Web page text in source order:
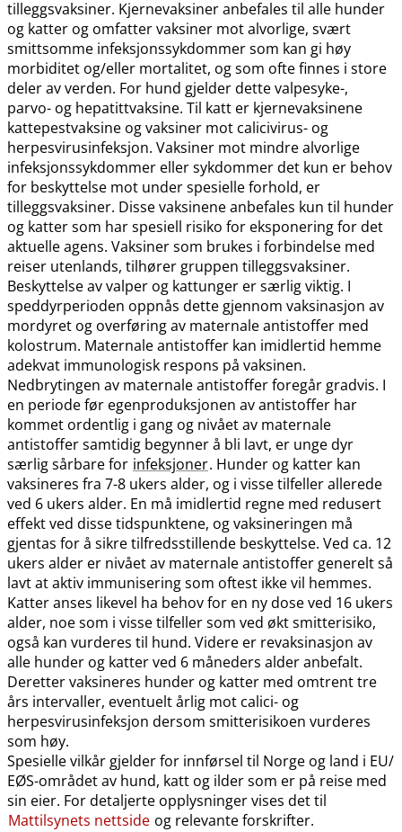
tilleggsvaksiner. Kjernevaksiner anbefales til alle hunder
og katter og omfatter vaksiner mot alvorlige, svært
smittsomme infeksjonssykdommer som kan gi høy
morbiditet og​/​eller mortalitet, og som ofte finnes i store
deler av verden. For hund gjelder dette valpesyke-,
parvo- og hepatittvaksine. Til katt er kjernevaksinene
kattepestvaksine og vaksiner mot calicivirus- og
herpesvirusinfeksjon. Vaksiner mot mindre alvorlige
infeksjonssykdommer eller sykdommer det kun er behov
for beskyttelse mot under spesielle forhold, er
tilleggsvaksiner. Disse vaksinene anbefales kun til hunder
og katter som har spesiell risiko for eksponering for det
aktuelle agens. Vaksiner som brukes i forbindelse med
reiser utenlands, tilhører gruppen tilleggsvaksiner.
Beskyttelse av valper og kattunger er særlig viktig. I
speddyrperioden oppnås dette gjennom vaksinasjon av
mordyret og overføring av maternale antistoffer med
kolostrum. Maternale antistoffer kan imidlertid hemme
adekvat immunologisk respons på vaksinen.
Nedbrytingen av maternale antistoffer foregår gradvis. I
en periode før egenproduksjonen av antistoffer har
kommet ordentlig i gang og nivået av maternale
antistoffer samtidig begynner å bli lavt, er unge dyr
særlig sårbare for infeksjoner. Hunder og katter kan
vaksineres fra 7-8 ukers alder, og i visse tilfeller allerede
ved 6 ukers alder. En må imidlertid regne med redusert
effekt ved disse tidspunktene, og vaksineringen må
gjentas for å sikre tilfredsstillende beskyttelse. Ved ca. 12
ukers alder er nivået av maternale antistoffer generelt så
lavt at aktiv immunisering som oftest ikke vil hemmes.
Katter anses likevel ha behov for en ny dose ved 16 ukers
alder, noe som i visse tilfeller som ved økt smitterisiko,
også kan vurderes til hund. Videre er revaksinasjon av
alle hunder og katter ved 6 måneders alder anbefalt.
Deretter vaksineres hunder og katter med omtrent tre
års intervaller, eventuelt årlig mot calici- og
herpesvirusinfeksjon dersom smitterisikoen vurderes
som høy.
Spesielle vilkår gjelder for innførsel til Norge og land i EU​/​
EØS-området av hund, katt og ilder som er på reise med
sin eier. For detaljerte opplysninger vises det til
Mattilsynets nettside og relevante forskrifter.